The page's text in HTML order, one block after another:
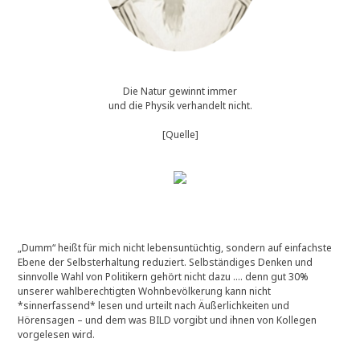
Die Natur gewinnt immer
und die Physik verhandelt nicht.
[Quelle]
„Dumm“ heißt für mich nicht lebensuntüchtig, sondern auf einfachste
Ebene der Selbsterhaltung reduziert. Selbständiges Denken und
sinnvolle Wahl von Politikern gehört nicht dazu …. denn gut 30%
unserer wahlberechtigten Wohnbevölkerung kann nicht
*sinnerfassend* lesen und urteilt nach Äußerlichkeiten und
Hörensagen – und dem was BILD vorgibt und ihnen von Kollegen
vorgelesen wird.